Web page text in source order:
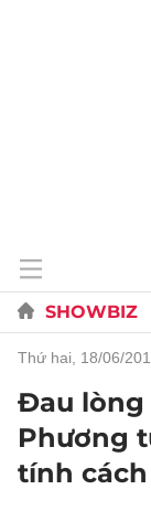
SHOWBIZ
thứ hai, 18/06/
Đau lòng
Phương
tính